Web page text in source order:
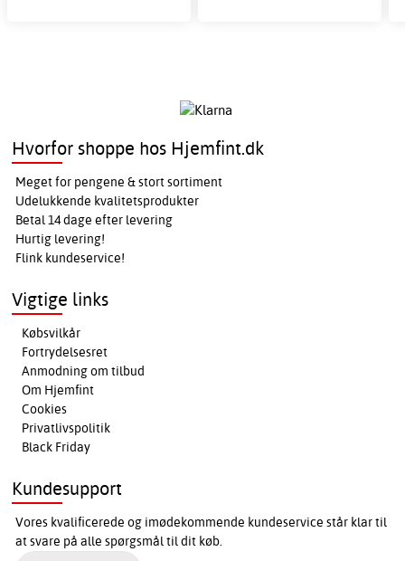
Hvorfor shoppe hos Hjemfint.dk
Meget for pengene & stort sortiment
Udelukkende kvalitetsprodukter
Betal 14 dage efter levering
Hurtig levering!
Flink kundeservice!
Vigtige links
Købsvilkår
Fortrydelsesret
Anmodning om tilbud
Om Hjemfint
Cookies
Privatlivspolitik
Black Friday
Kundesupport
Vores kvalificerede og imødekommende kundeservice står klar til
at svare på alle spørgsmål til dit køb.